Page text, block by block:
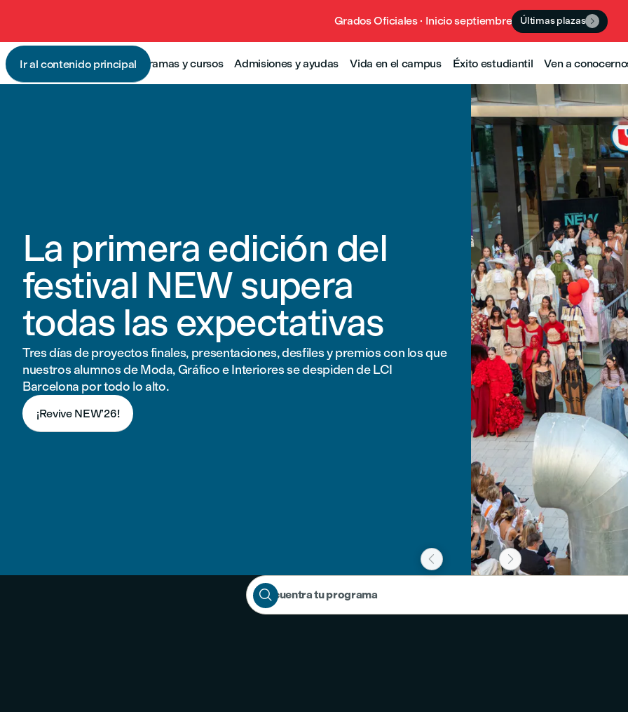
Grados Oficiales · Inicio septiembre Últimas plazas 
Ir al contenido principalProgramas y cursos Admisiones y ayudas Vida en el campus Éxito estudiantil Ven a
 
La primera edición del
festival NEW supera
todas las expectativas
Tres días de proyectos finales, presentaciones, desfiles y premios con los que
nuestros alumnos de Moda, Gráfico e Interiores se despiden de LCI
Barcelona por todo lo alto.
¡Revive NEW’26!
Encuentra tu programa
